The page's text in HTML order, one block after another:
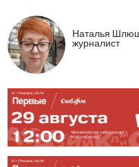
Наталья
журналист